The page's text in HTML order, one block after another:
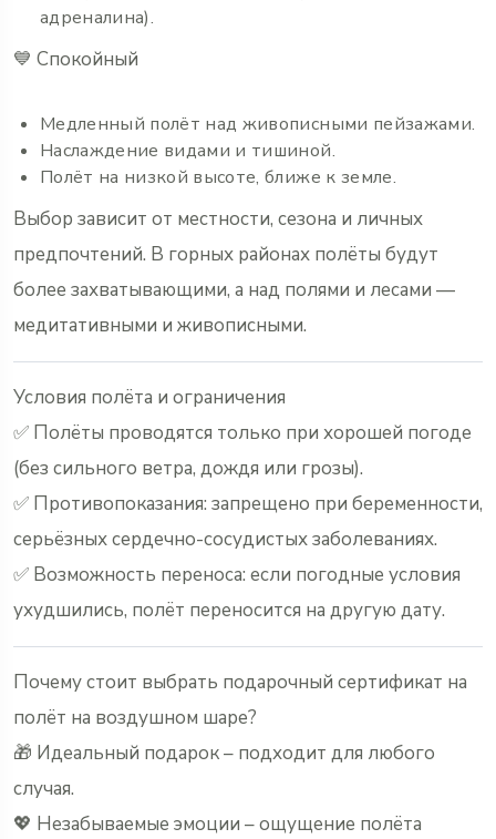
адреналина).
💙 Спокойный
Медленный полёт над живописными пейзажами.
Наслаждение видами и тишиной.
Полёт на низкой высоте, ближе к земле.
Выбор зависит от местности, сезона и личных
предпочтений. В горных районах полёты будут
более захватывающими, а над полями и лесами —
медитативными и живописными.
Условия полёта и ограничения
✅ Полёты проводятся только при хорошей погоде
(без сильного ветра, дождя или грозы).
✅ Противопоказания: запрещено при беременности,
серьёзных сердечно-сосудистых заболеваниях.
✅ Возможность переноса: если погодные условия
ухудшились, полёт переносится на другую дату.
Почему стоит выбрать подарочный сертификат на
полёт на воздушном шаре?
🎁 Идеальный подарок – подходит для любого
случая.
💖 Незабываемые эмоции – ощущение полёта